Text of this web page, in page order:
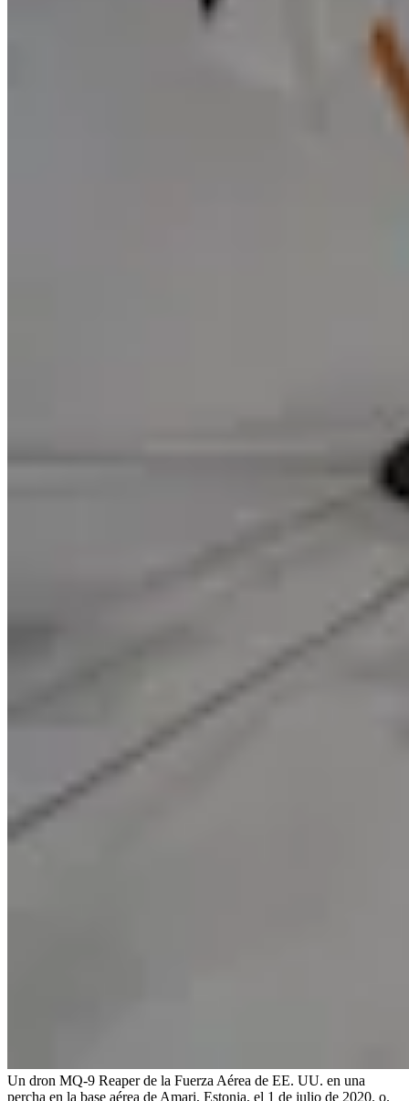
Un dron MQ-9 Reaper de la Fuerza Aérea de EE. UU. en una
percha en la base aérea de Amari, Estonia, el 1 de julio de 2020. o.